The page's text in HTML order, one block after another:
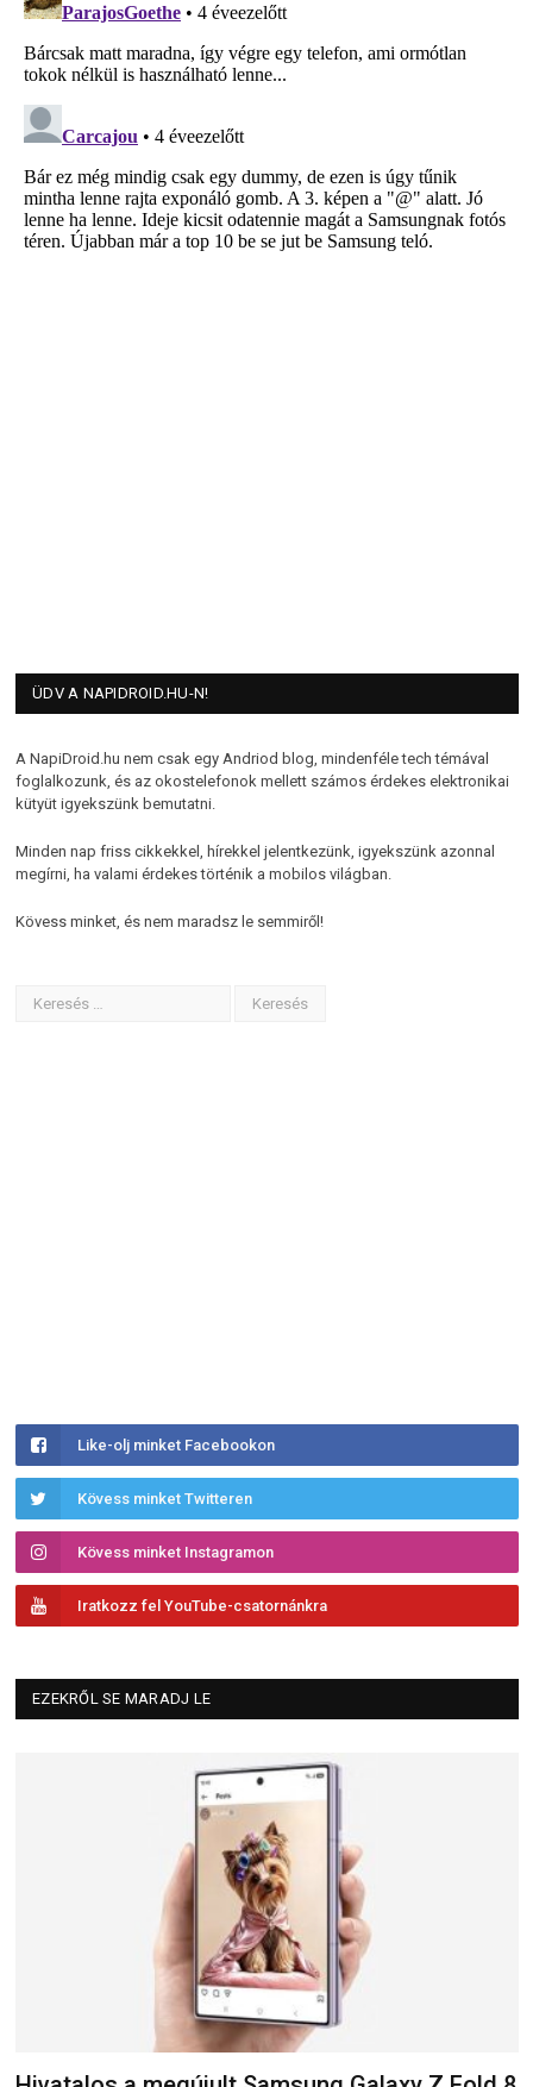
ÜDV A NAPIDROID.HU-N!
A NapiDroid.hu nem csak egy Andriod blog, mindenféle tech témával
foglalkozunk, és az okostelefonok mellett számos érdekes elektronikai
kütyüt igyekszünk bemutatni.
Minden nap friss cikkekkel, hírekkel jelentkezünk, igyekszünk azonnal
megírni, ha valami érdekes történik a mobilos világban.
Kövess minket, és nem maradsz le semmiről!
Like-olj minket Facebookon
Kövess minket Twitteren
Kövess minket Instagramon
Iratkozz fel YouTube-csatornánkra
EZEKRŐL SE MARADJ LE